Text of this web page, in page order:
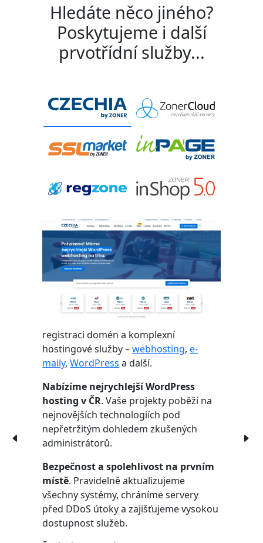
Hledáte něco jiného?
Poskytujeme i další
prvotřídní služby...
registraci domén a komplexní
hostingové služby –webhosting,e-
maily,WordPress a další.
Nabízíme nejrychlejší WordPress
hosting v ČR. Vaše projekty poběží na
nejnovějších technologiích pod
nepřetržitým dohledem zkušených
administrátorů.
Bezpečnost a spolehlivost na prvním
místě. Pravidelně aktualizujeme
všechny systémy, chráníme servery
před DDoS útoky a zajišťujeme vysokou
dostupnost služeb.